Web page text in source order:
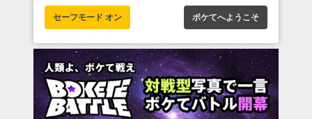
セーフモード オン ボケてへようこそ